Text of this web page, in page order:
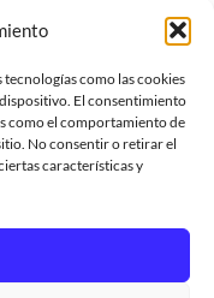
como las cookies
El consentimiento
como el comportamiento de
No consentir o retirar el
características y